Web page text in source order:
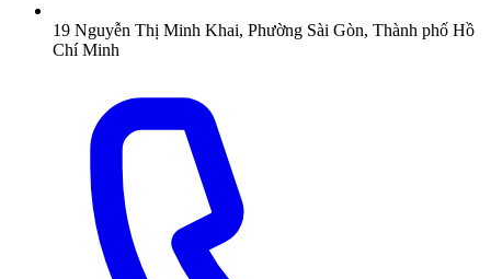
19 Nguyễn Thị Minh Khai, Phường Sài Gòn, Thành phố Hồ
Chí Minh